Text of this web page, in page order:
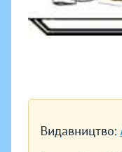
Видавництво: